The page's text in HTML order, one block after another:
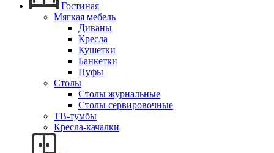
Гостиная
Мягкая мебель
Диваны
Кресла
Кушетки
Банкетки
Пуфы
Столы
Столы журнальные
Столы сервировочные
ТВ-тумбы
Кресла-качалки